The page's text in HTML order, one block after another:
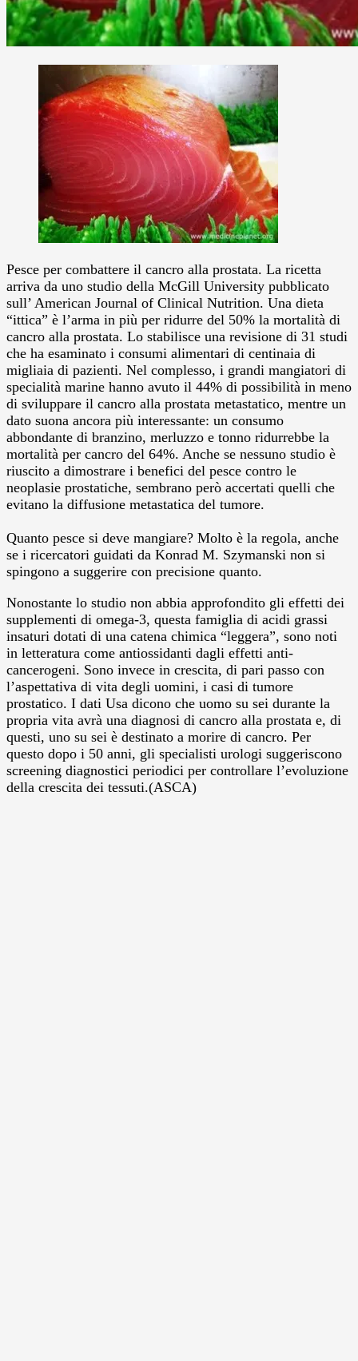
Pesce per combattere il cancro alla prostata. La ricetta
arriva da uno studio della McGill University pubblicato
sull’ American Journal of Clinical Nutrition. Una dieta
“ittica” è l’arma in più per ridurre del 50% la mortalità di
cancro alla prostata. Lo stabilisce una revisione di 31 studi
che ha esaminato i consumi alimentari di centinaia di
migliaia di pazienti. Nel complesso, i grandi mangiatori di
specialità marine hanno avuto il 44% di possibilità in meno
di sviluppare il cancro alla prostata metastatico, mentre un
dato suona ancora più interessante: un consumo
abbondante di branzino, merluzzo e tonno ridurrebbe la
mortalità per cancro del 64%. Anche se nessuno studio è
riuscito a dimostrare i benefici del pesce contro le
neoplasie prostatiche, sembrano però accertati quelli che
evitano la diffusione metastatica del tumore.
Quanto pesce si deve mangiare? Molto è la regola, anche
se i ricercatori guidati da Konrad M. Szymanski non si
spingono a suggerire con precisione quanto.
Nonostante lo studio non abbia approfondito gli effetti dei
supplementi di omega-3, questa famiglia di acidi grassi
insaturi dotati di una catena chimica “leggera”, sono noti
in letteratura come antiossidanti dagli effetti anti-
cancerogeni. Sono invece in crescita, di pari passo con
l’aspettativa di vita degli uomini, i casi di tumore
prostatico. I dati Usa dicono che uomo su sei durante la
propria vita avrà una diagnosi di cancro alla prostata e, di
questi, uno su sei è destinato a morire di cancro. Per
questo dopo i 50 anni, gli specialisti urologi suggeriscono
screening diagnostici periodici per controllare l’evoluzione
della crescita dei tessuti.(ASCA)